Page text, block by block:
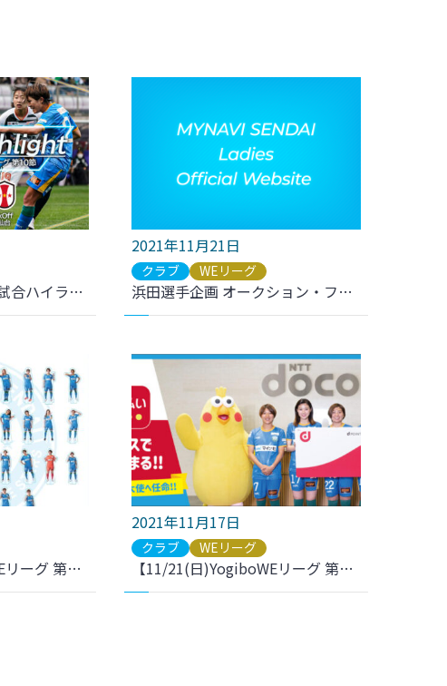
＜YouTube 更新＞【試合ハイライト】2021-22 YogiboWEリーグ 第10節 vs.INAC神戸レオネッサ をアップしました
2021年11月21日
クラブ WEリーグ
浜田選手企画 オークション・フリーマーケット 収益金寄付について
【11/21(日)YogiboWEリーグ 第10節 I神戸戦】新グッズ発売のお知らせ
2021年11月17日
クラブ WEリーグ
【11/21(日)YogiboWEリーグ 第10節 I神戸戦】dポイント＆d払い NTTドコモプレゼンツ 復興応援マッチ開催のご案内